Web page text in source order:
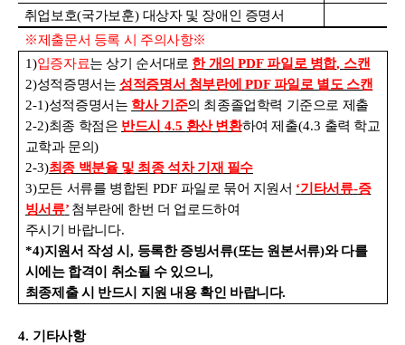
취업보호(국가보훈) 대상자 및 장애인 증명서
※제출문서 등록 시 주의사항※
1)입증자료는 상기 순서대로 한 개의PDF파일로 병합, 스캔
2)성적증명서는성적증명서 첨부란에 PDF파일로 별도 스캔
2-1)성적증명서는 학사 기준의 최종졸업학력 기준으로 제출
2-2)최종 학점은 반드시 4.5 환산 변환하여 제출(4.3 출력 학교
교학과 문의)
2-3)최종 백분율 및 최종 석차 기재 필수
3)모든 서류를 병합된 PDF 파일로 묶어 지원서 ‘기타서류-증
빙서류’ 첨부란에 한번 더 업로드하여
주시기 바랍니다.
*4)지원서 작성 시 , 등록한 증빙서류(또는 원본서류)와 다를
시에는 합격이 취소될 수 있으니,
최종제출 시 반드시 지원 내용 확인 바랍니다.
4. 기타사항